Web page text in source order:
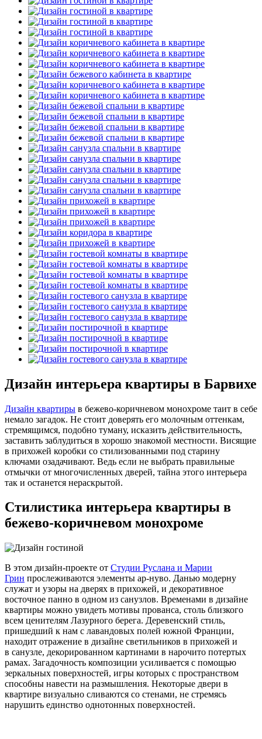
Дизайн интерьера квартиры в Барвихе
Дизайн квартиры в бежево-коричневом монохроме таит в себе
немало загадок. Не стоит доверять его молочным оттенкам,
стремящимся, подобно туману, исказить действительность,
заставить заблудиться в хорошо знакомой местности. Висящие
в прихожей коробки со стилизованными под старину
ключами озадачивают. Ведь если не выбрать правильные
отмычки от многочисленных дверей, тайна этого интерьера
так и останется нераскрытой.
Стилистика интерьера квартиры в
бежево-коричневом монохроме
В этом дизайн-проекте от Студии Руслана и Марии
Грин прослеживаются элементы ар-нуво. Данью модерну
служат и узоры на дверях в прихожей, и декоративное
восточное панно в одном из санузлов. Временами в дизайне
квартиры можно увидеть мотивы прованса, столь близкого
всем ценителям Лазурного берега. Деревенский стиль,
пришедший к нам с лавандовых полей южной Франции,
находит отражение в дизайне светильников в прихожей и
в санузле, декорированном картинами в нарочито потертых
рамах. Загадочность композиции усиливается с помощью
зеркальных поверхностей, игры которых с пространством
способны навести на размышления. Некоторые двери в
квартире визуально сливаются со стенами, не стремясь
нарушить единство однотонных поверхностей.